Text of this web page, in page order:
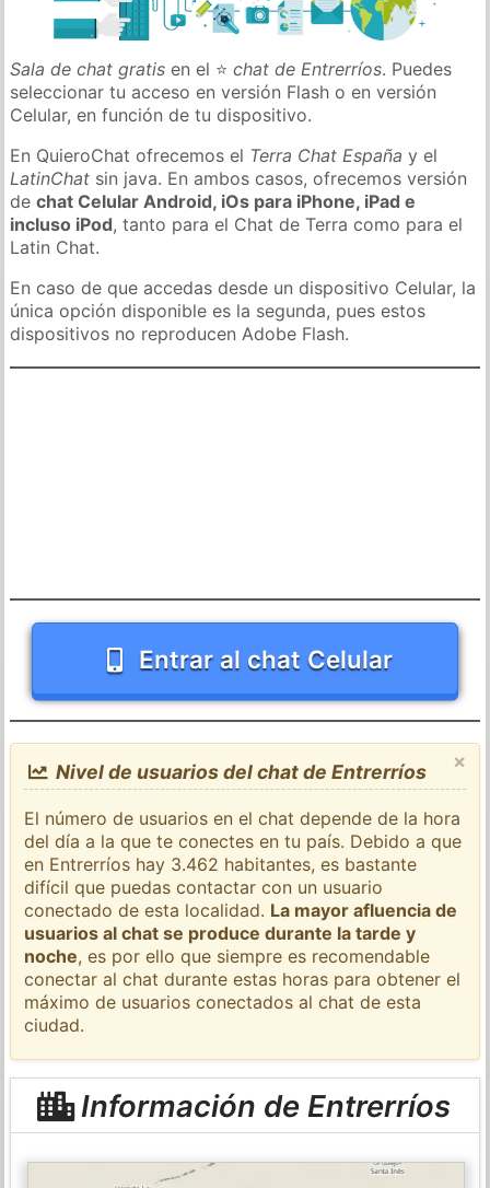
Sala de chat gratis en el ⭐chat de Entrerríos. Puedes
seleccionar tu acceso en versión Flash o en versión
Celular, en función de tu dispositivo.
En QuieroChat ofrecemos el Terra Chat España y el
LatinChat sin java. En ambos casos, ofrecemos versión
dechat Celular Android, iOs para iPhone, iPad e
incluso iPod, tanto para el Chat de Terra como para el
Latin Chat.
En caso de que accedas desde un dispositivo Celular, la
única opción disponible es la segunda, pues estos
dispositivos no reproducen Adobe Flash.
Entrar al chat Celular
×
Nivel de usuarios del chat de Entrerríos
El número de usuarios en el chat depende de la hora
del día a la que te conectes en tu país. Debido a que
en Entrerríos hay 3.462 habitantes, es bastante
difícil que puedas contactar con un usuario
conectado de esta localidad. La mayor afluencia de
usuarios al chat se produce durante la tarde y
noche, es por ello que siempre es recomendable
conectar al chat durante estas horas para obtener el
máximo de usuarios conectados al chat de esta
ciudad.
Información de Entrerríos